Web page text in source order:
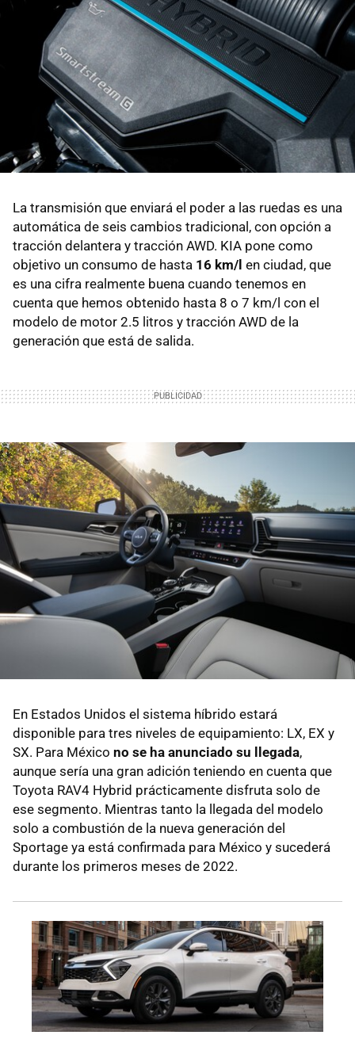
La transmisión que enviará el poder a las ruedas es una
automática de seis cambios tradicional, con opción a
tracción delantera y tracción AWD. KIA pone como
objetivo un consumo de hasta 16 km/l en ciudad, que
es una cifra realmente buena cuando tenemos en
cuenta que hemos obtenido hasta 8 o 7 km/l con el
modelo de motor 2.5 litros y tracción AWD de la
generación que está de salida.
En Estados Unidos el sistema híbrido estará
disponible para tres niveles de equipamiento: LX, EX y
SX. Para México no se ha anunciado su llegada,
aunque sería una gran adición teniendo en cuenta que
Toyota RAV4 Hybrid prácticamente disfruta solo de
ese segmento. Mientras tanto la llegada del modelo
solo a combustión de la nueva generación del
Sportage ya está confirmada para México y sucederá
durante los primeros meses de 2022.